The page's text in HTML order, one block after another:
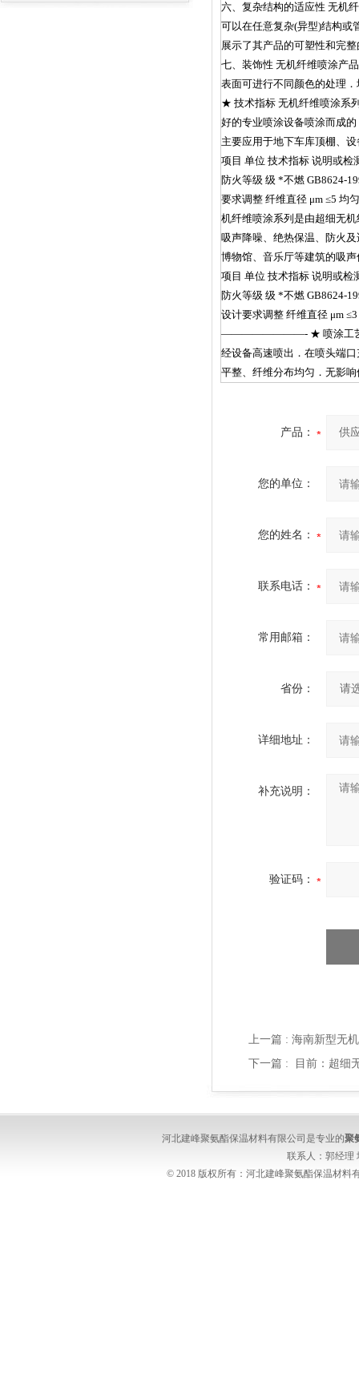
六、复杂结构的适应性 无机
可以在任意复杂(异型)结构或
展示了其产品的可塑性和完
七、装饰性 无机纤维喷涂产
表面可进行不同颜色的处理
★ 技术指标 无机纤维喷涂系
好的专业喷涂设备喷涂而成
主要应用于地下车库顶棚、
项目 单位 技术指标 说明或检
防火等级 级 *不燃 GB8624-
要求调整 纤维直径 μm ≤5
机纤维喷涂系列是由超细无
吸声降噪、绝热保温、防火
博物馆、音乐厅等建筑的吸声
项目 单位 技术指标 说明或检
防火等级 级 *不燃 GB8624-
设计要求调整 纤维直径 μm
————————- ★ 喷涂工艺 无
经设备高速喷出．在喷头端
平整、纤维分布均匀．无影
产品：
您的单位：
您的姓名：
联系电话：
常用邮箱：
省份：
详细地址：
补充说明：
验证码：
上一篇 : 海南新型无
下一篇 :
目前：超细
河北建峰聚氨酯保温材料有限公司是专业的聚
联系人：郭经理
© 2018 版权所有：河北建峰聚氨酯保温材